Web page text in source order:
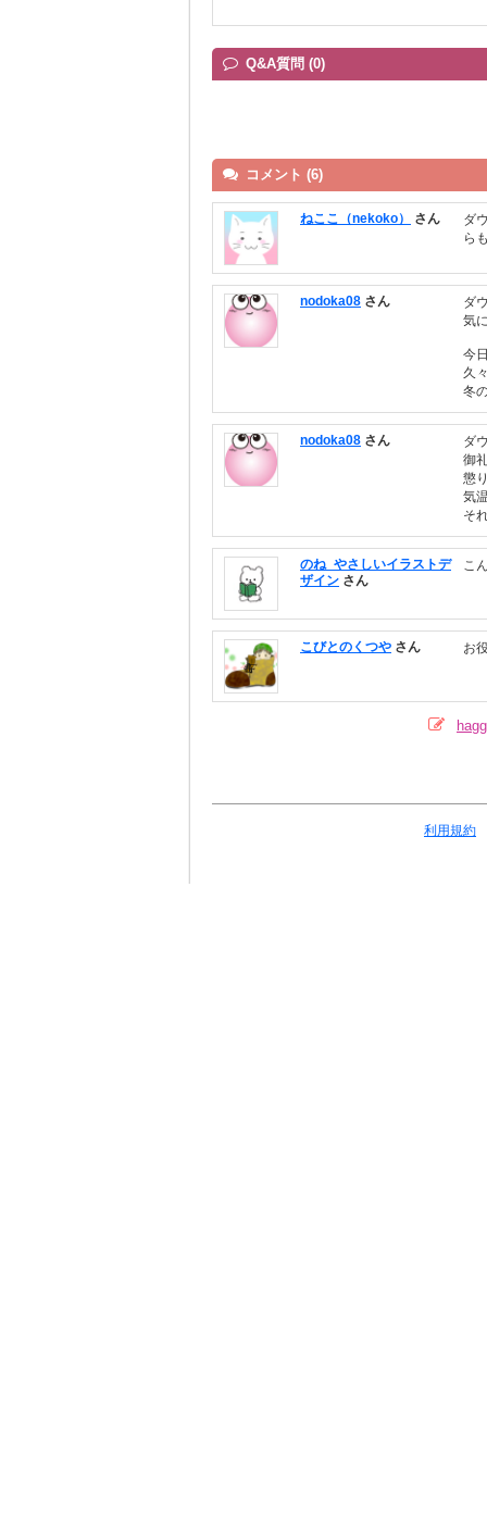
Q&A質問 (0)
コメント (6)
ねここ（nekoko） さん
ダ
ら
nodoka08 さん
ダ
気
今
久
冬
nodoka08 さん
ダ
御
懲
気
そ
のね_やさしいイラストデ
ザイン さん
こ
こびとのくつや さん お
利用規約